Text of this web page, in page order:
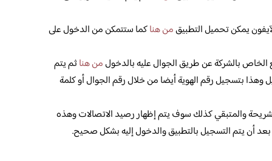
يمكن تحميل التطبيقمن هناكما ستتمكن من الدخول على
الخاص بالشركة عن طريق الجوال عليه بالدخولمن هناثم يتم
بتسجيل رقم الهوية أيضا من خلال رقم الجوال أو كلمة
والمتبقي كذلك سوف يتم إظهار رصيد الاتصالات وهذه
أن يتم التسجيل بالتطبيق والدخول إليه بشكل صحيح.